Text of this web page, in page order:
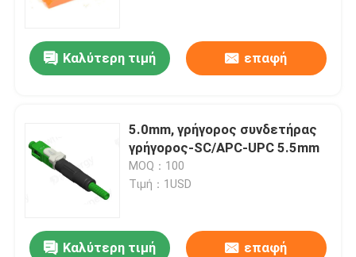
Καλύτερη τιμή επαφή
5.0mm, γρήγορος συνδετήρας
γρήγορος-SC/APC-UPC 5.5mm
MOQ：100
Τιμή：1USD
Καλύτερη τιμή επαφή